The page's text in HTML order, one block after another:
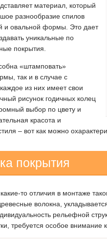
материал, который
разнообразие спилов
и овальной формы. Это дает
уникальные по
покрытия.
«штамповать»
так и в случае с
из них имеет свои
рисунок годичных колец
выбор по цвету и
красота и
– вот как можно
покрытия
то отличия в монтаже
волокна,
рельефной
требуется особое внимание